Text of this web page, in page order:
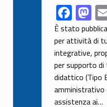
Link identifier share facebook archive #share-link-archive-80809F
ac
e
b
o
o
M
as
to
d
o
n
È stato
per attività di
integrative,
per supporto
didattico (Tipo
amministrativo
assistenza ai…